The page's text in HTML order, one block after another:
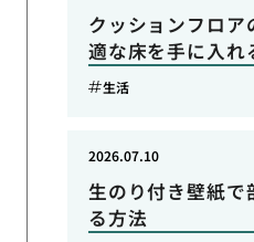
クッションフロア
適な床を手に入れ
生活
生のり付き壁紙で
る方法
2026.07.10